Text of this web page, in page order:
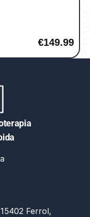
€149.99
Ferrol,